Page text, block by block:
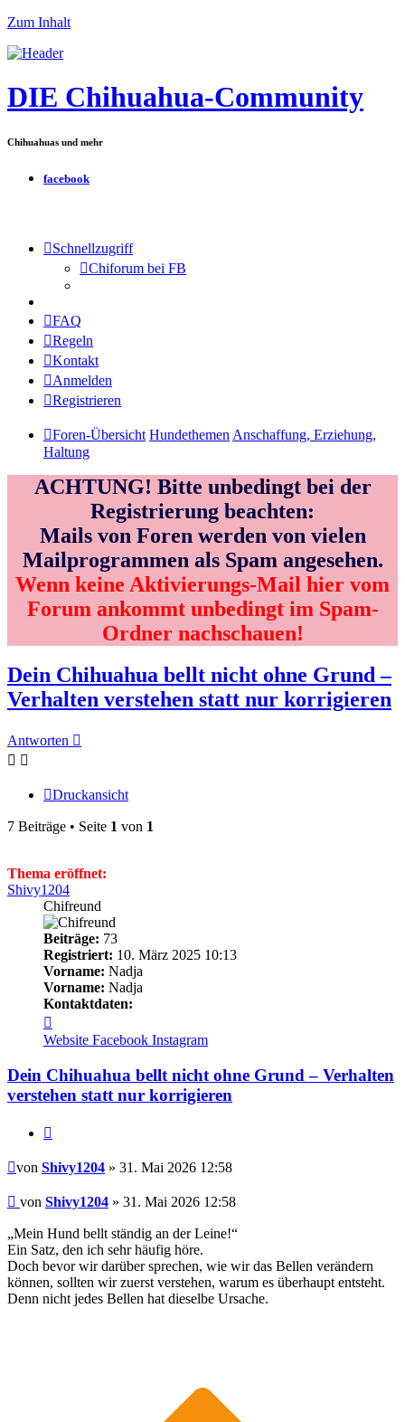
Zum Inhalt
DIE Chihuahua-Community
Chihuahuas und mehr
facebook
Schnellzugriff
Chiforum bei FB
FAQ
Regeln
Kontakt
Anmelden
Registrieren
Foren-Übersicht Hundethemen Anschaffung, Erziehung,
Haltung
ACHTUNG! Bitte unbedingt bei der
Registrierung beachten:
Mails von Foren werden von vielen
Mailprogrammen als Spam angesehen.
Wenn keine Aktivierungs-Mail hier vom
Forum ankommt unbedingt im Spam-
Ordner nachschauen!
Dein Chihuahua bellt nicht ohne Grund –
Verhalten verstehen statt nur korrigieren
Antworten
Druckansicht
7 Beiträge • Seite 1 von 1
Thema eröffnet:
Shivy1204
Chifreund
Beiträge: 73
Registriert: 10. März 2025 10:13
Vorname: Nadja
Vorname: Nadja
Kontaktdaten:
von
Shivy1204
Website Facebook Instagram
Dein Chihuahua bellt nicht ohne Grund – Verhalten
verstehen statt nur korrigieren
Beitrag
von Shivy1204 » 31. Mai 2026 12:58
Beitrag
von Shivy1204 » 31. Mai 2026 12:58
„Mein Hund bellt ständig an der Leine!“
Ein Satz, den ich sehr häufig höre.
Doch bevor wir darüber sprechen, wie wir das Bellen verändern
können, sollten wir zuerst verstehen, warum es überhaupt entsteht.
Denn nicht jedes Bellen hat dieselbe Ursache.